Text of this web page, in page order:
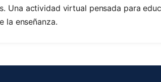
Una actividad virtual pensada para
la enseñanza.